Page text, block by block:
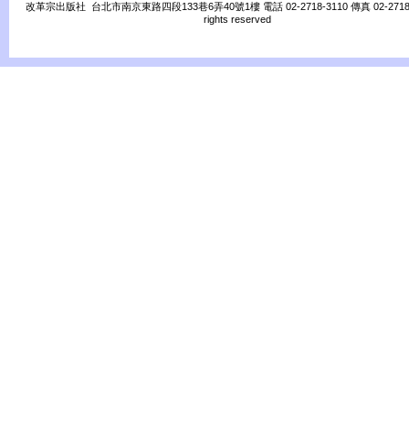
改革宗出版社 台北市南京東路四段133巷6弄40號1樓 電話 02-2718-3110 傳真 02-
rights reserved